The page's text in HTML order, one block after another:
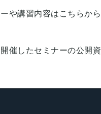
や講習内容は こちらから
催したセミナーの公開